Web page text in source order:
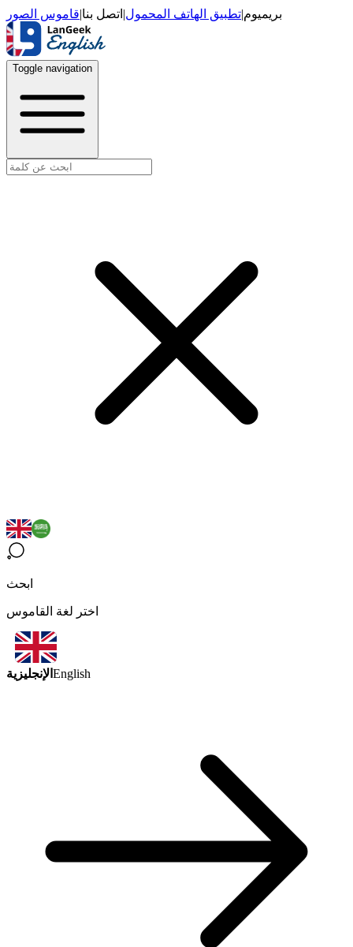
بريميوم|تطبيق الهاتف المحمول| اتصل بنا|قاموس الصور
Toggle navigation
ابحث
اختر لغة القاموس
الإنجليزية English